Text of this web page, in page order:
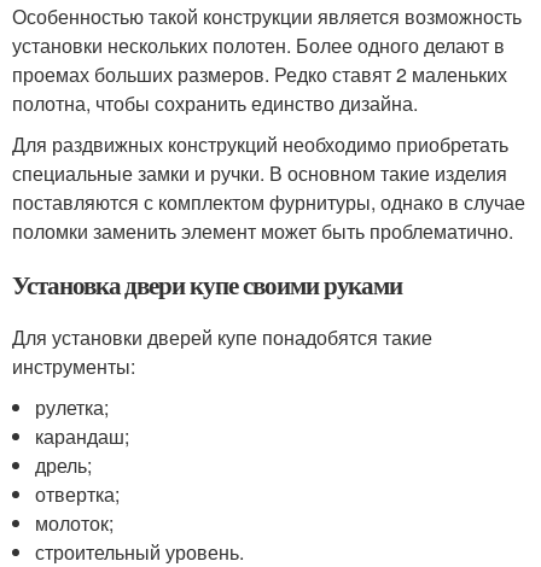
Особенностью такой конструкции является возможность
установки нескольких полотен. Более одного делают в
проемах больших размеров. Редко ставят 2 маленьких
полотна, чтобы сохранить единство дизайна.
Для раздвижных конструкций необходимо приобретать
специальные замки и ручки. В основном такие изделия
поставляются с комплектом фурнитуры, однако в случае
поломки заменить элемент может быть проблематично.
Установка двери купе своими руками
Для установки дверей купе понадобятся такие
инструменты:
рулетка;
карандаш;
дрель;
отвертка;
молоток;
строительный уровень.